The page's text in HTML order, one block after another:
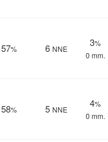
57% 6 NNE
3%
0 mm.
58% 5 NNE
4%
0 mm.